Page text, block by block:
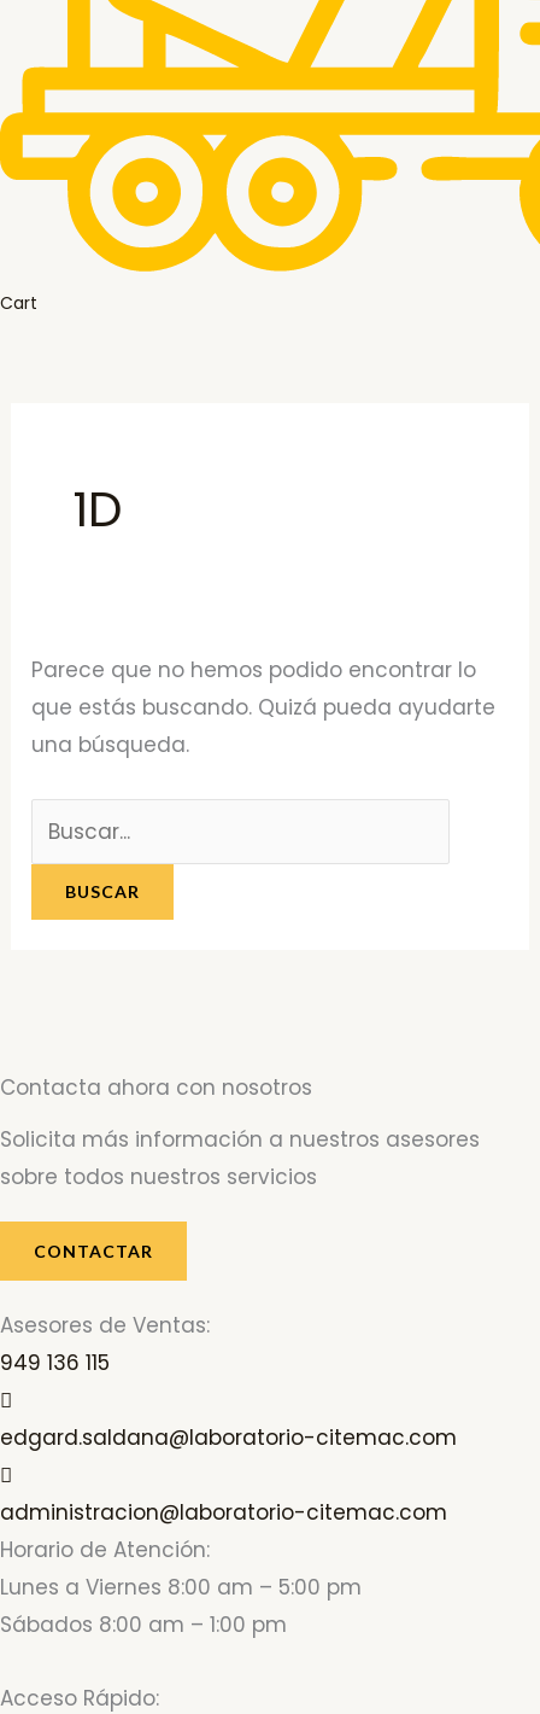
Cart
1D
Parece que no hemos podido encontrar lo
que estás buscando. Quizá pueda ayudarte
una búsqueda.
Contacta ahora con nosotros
Solicita más información a nuestros asesores
sobre todos nuestros servicios
CONTACTAR
Asesores de Ventas:
949 136 115
edgard.saldana@laboratorio-citemac.com
administracion@laboratorio-citemac.com
Horario de Atención:
Lunes a Viernes 8:00 am – 5:00 pm
Sábados 8:00 am – 1:00 pm
Acceso Rápido: